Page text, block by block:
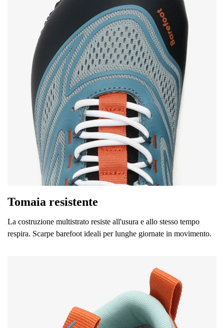
Tomaia resistente
La costruzione multistrato resiste all'usura e allo stesso tempo
respira. Scarpe barefoot ideali per lunghe giornate in movimento.